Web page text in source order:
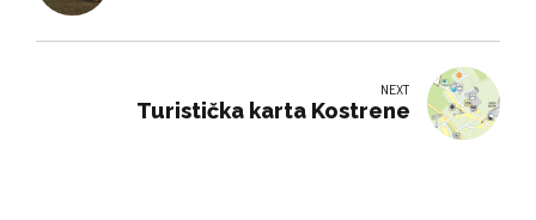
NEXT
Turistička karta Kostrene